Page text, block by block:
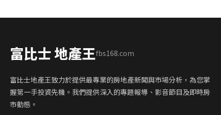
富比士 地產王fbs168.com
富比士地產王致力於提供最專業的房地產新聞與市場分析，為您掌
握第一手投資先機。我們提供深入的專題報導、影音節目及即時房
市動態。